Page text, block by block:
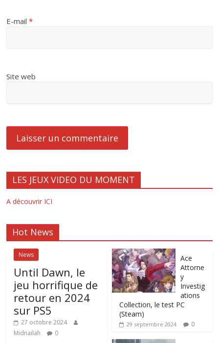
E-mail*
Site web
LES JEUX VIDEO DU MOMENT
A découvrir ICI
Hot News
News
Until Dawn, le
jeu horrifique de
retour en 2024
sur PS5
27 octobre 2024
Midnailah
0
Ace
Attorne
y
Investig
ations
Collection, le test PC
(Steam)
29 septembre 2024 0